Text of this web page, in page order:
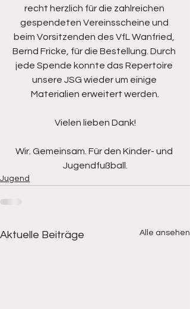
recht herzlich für die zahlreichen
gespendeten Vereinsscheine und
beim Vorsitzenden des VfL Wanfried,
Bernd Fricke, für die Bestellung. Durch
jede Spende konnte das Repertoire
unsere JSG wieder um einige
Materialien erweitert werden.
Vielen lieben Dank!
Wir. Gemeinsam. Für den Kinder- und
Jugendfußball.
Jugend
Aktuelle Beiträge Alle ansehen